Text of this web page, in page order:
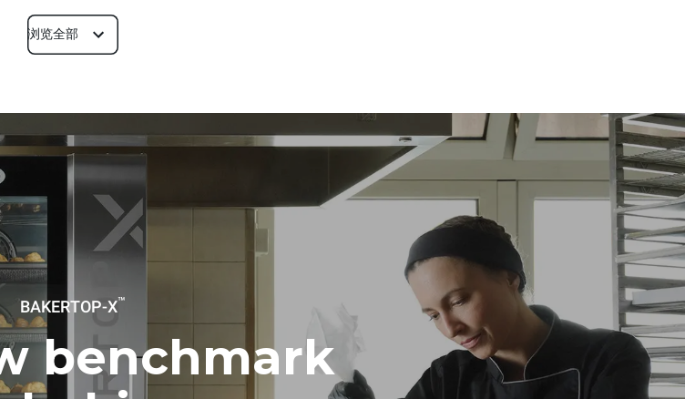
烤盘尺寸
600x400
烤盘间距
240V
11,6 kW 50 / 60 Hz
浏览全部
BAKERTOP-X™
benchmark